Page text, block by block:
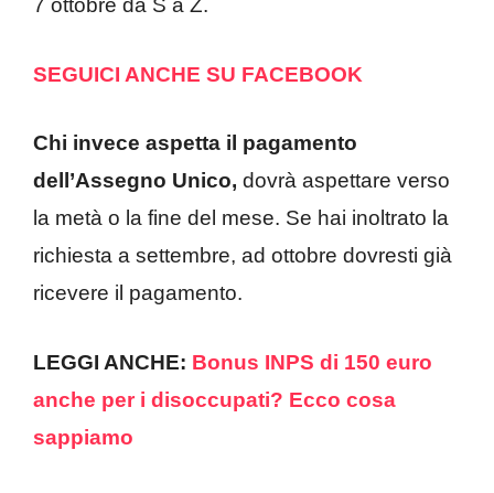
7 ottobre da S a Z.
SEGUICI ANCHE SU FACEBOOK
Chi invece aspetta il pagamento
dell’Assegno Unico, dovrà aspettare verso
la metà o la fine del mese. Se hai inoltrato la
richiesta a settembre, ad ottobre dovresti già
ricevere il pagamento.
LEGGI ANCHE: Bonus INPS di 150 euro
anche per i disoccupati? Ecco cosa
sappiamo